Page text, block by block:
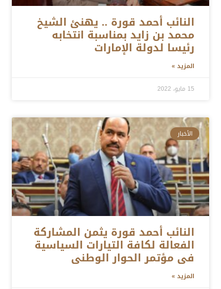
النائب أحمد قورة .. يهنئ الشيخ
محمد بن زايد بمناسبة انتخابه
رئيسا لدولة الإمارات
المزيد »
15 مايو، 2022
الأخبار
النائب أحمد قورة يثمن المشاركة
الفعالة لكافة التيارات السياسية
فى مؤتمر الحوار الوطنى
المزيد »